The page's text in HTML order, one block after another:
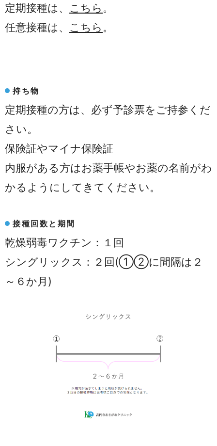
定期接種は、 こちら 。
任意接種は、 こちら 。
持ち物
定期接種の方は、必ず予診票をご持参くだ
さい。
保険証やマイナ保険証
内服がある方はお薬手帳やお薬の名前がわ
かるようにしてきてください。
接種回数と期間
乾燥弱毒ワクチン：１回
シングリックス：２回(➀②に間隔は２
～６か月)